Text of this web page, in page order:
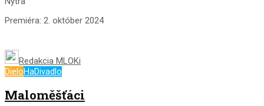
Premiéra: 2. október 2024
Redakcia MLOKi
DieloHaDivadlo
Maloměšťáci